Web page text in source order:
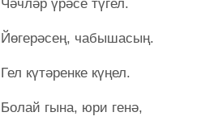
Чәчләр үрәсе түгел.
Йөгерәсең, чабышасың.
Гел күтәренке күңел.
Болай гына, юри генә,